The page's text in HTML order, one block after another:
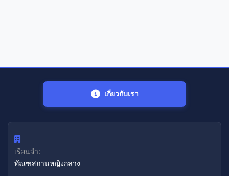
เกี่ยวกับเรา
เรือนจำ:
ทัณฑสถานหญิงกลาง